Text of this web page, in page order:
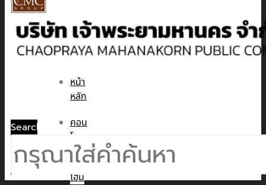
หน้า
หลัก
คอน
โด
ทาวน์
โฮม
Search